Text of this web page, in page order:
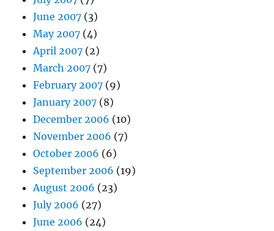
June 2007 (3)
May 2007 (4)
April 2007 (2)
March 2007 (7)
February 2007 (9)
January 2007 (8)
December 2006 (10)
November 2006 (7)
October 2006 (6)
September 2006 (19)
August 2006 (23)
July 2006 (27)
June 2006 (24)